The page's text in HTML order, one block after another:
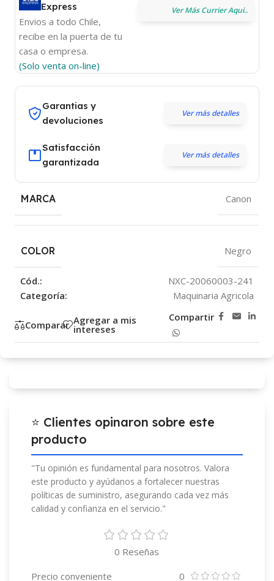
Express
Envios a todo Chile,
recibe en la puerta de tu
casa o empresa.
(Solo venta on-line)
Ver Más Currier Aqui..
Garantias y
devoluciones
Ver más detalles
Satisfacción
garantizada
Ver más detalles
MARCA Canon
COLOR Negro
Cód.:
NXC-20060003-241
Categoría:
Maquinaria Agricola
Comparar Agregar a mis
intereses
Compartir
⭐ Clientes opinaron sobre este
producto
"Tu opinión es fundamental para nosotros. Valora
este producto y ayúdanos a fortalecer nuestras
políticas de suministro, asegurando cada vez más
calidad y confianza en el servicio."
0 Reseñas
Precio conveniente
0